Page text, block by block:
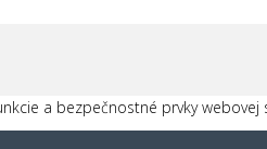
a bezpečnostné prvky webovej